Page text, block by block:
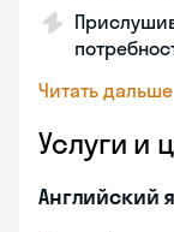
Читать дальше
Услуги и
Английский